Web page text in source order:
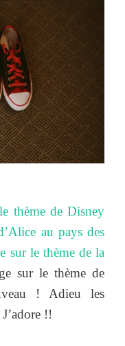
thème de Disney
au pays des
sur le thème de la
sur le thème de
! Adieu les
!!